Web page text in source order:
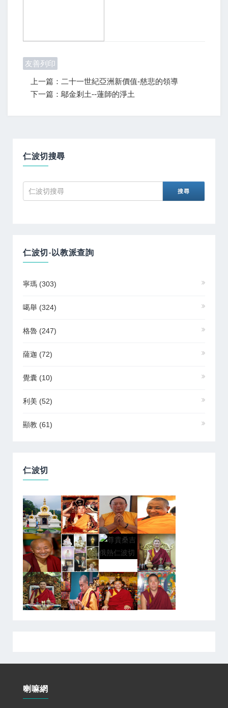
友善列印
上一篇：二十一世紀亞洲新價值-慈悲的領導
下一篇：鄔金剎土--蓮師的淨土
仁波切搜尋
仁波切-以教派查詢
寧瑪 (303)
噶舉 (324)
格魯 (247)
薩迦 (72)
覺囊 (10)
利美 (52)
顯教 (61)
仁波切
喇嘛網